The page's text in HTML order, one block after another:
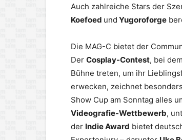
Auch zahlreiche Stars der
Koefoed und Yugoroforge
Die MAG-C bietet der
Der Cosplay-Contest, bei
Bühne treten, um ihr
erwecken, zeichnet
Show Cup am Sonntag alles
Videografie-Wettbewerb,
der Indie Award bietet